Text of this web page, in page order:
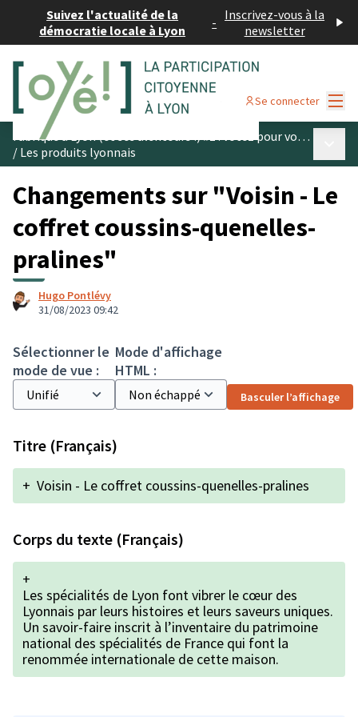
Suivez l'actualité de la
démocratie locale à Lyon
- Inscrivez-vous à la
newsletter
Se connecter
Fabriqué à Lyon (et ses alentours !) #1 : votez pour vos produits préférés
/ Les produits lyonnais
Changements sur "Voisin - Le
coffret coussins-quenelles-
pralines"
Hugo Pontlévy
31/08/2023 09:42
Sélectionner le
mode de vue :
Mode d'affichage
HTML :
Basculer l’affichage
Titre (Français)
+ Voisin - Le coffret coussins-quenelles-pralines
Corps du texte (Français)
+
Les spécialités de Lyon font vibrer le cœur des
Lyonnais par leurs histoires et leurs saveurs uniques.
Un savoir-faire inscrit à l’inventaire du patrimoine
national des spécialités de France qui font la
renommée internationale de cette maison.